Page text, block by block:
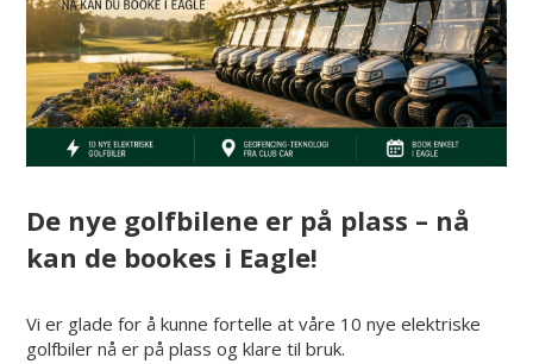
De nye golfbilene er på plass – nå
kan de bookes i Eagle!
Vi er glade for å kunne fortelle at våre 10 nye elektriske
golfbiler nå er på plass og klare til bruk.